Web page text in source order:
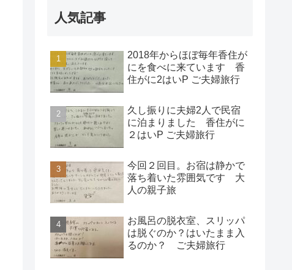
人気記事
2018年からほぼ毎年香住が
にを食べに来ています 香
住がに2はいP ご夫婦旅行
久し振りに夫婦2人で民宿
に泊まりました 香住がに
２はいP ご夫婦旅行
今回２回目。お宿は静かで
落ち着いた雰囲気です 大
人の親子旅
お風呂の脱衣室、スリッパ
は脱ぐのか？はいたまま入
るのか？ ご夫婦旅行